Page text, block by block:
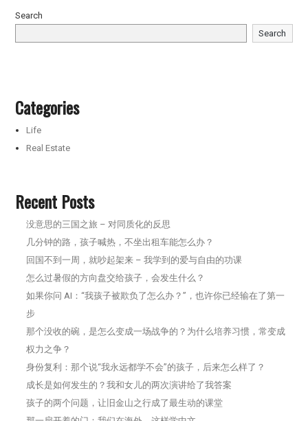
Search
Search
Categories
Life
Real Estate
Recent Posts
没意思的三国之旅 – 对同质化的反思
几分钟的路，孩子喊热，不坐出租车能怎么办？
回国不到一周，就吵起架来 – 我学到的爱与自由的功课
怎么过暑假的方向盘交给孩子，会发生什么？
如果你问 AI：“我孩子被欺负了怎么办？”，也许你已经输在了第一
步
那个没收的碗，是怎么变成一场战争的？为什么培养习惯，常变成
权力之争？
身份复利：那个说“我永远都学不会”的孩子，后来怎么样了？
成长是如何发生的？我和女儿的两次演讲给了我答案
孩子的两个问题，让旧金山之行成了最生动的课堂